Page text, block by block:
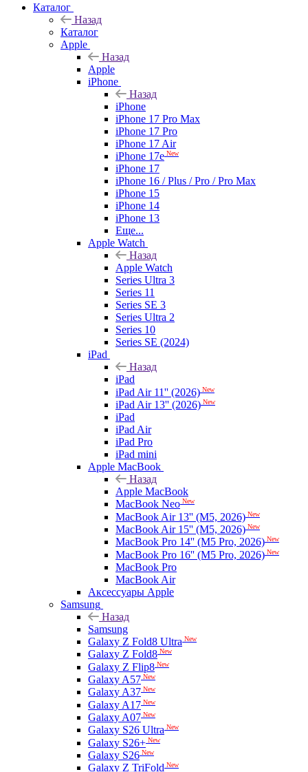
Каталог
Назад
Каталог
Apple
Назад
Apple
iPhone
Назад
iPhone
iPhone 17 Pro Max
iPhone 17 Pro
iPhone 17 Air
iPhone 17e New
iPhone 17
iPhone 16 / Plus / Pro / Pro Max
iPhone 15
iPhone 14
iPhone 13
Еще...
Apple Watch
Назад
Apple Watch
Series Ultra 3
Series 11
Series SE 3
Series Ultra 2
Series 10
Series SE (2024)
iPad
Назад
iPad
iPad Air 11'' (2026) New
iPad Air 13'' (2026) New
iPad
iPad Air
iPad Pro
iPad mini
Apple MacBook
Назад
Apple MacBook
MacBook Neo New
MacBook Air 13'' (M5, 2026) New
MacBook Air 15'' (M5, 2026) New
MacBook Pro 14'' (M5 Pro, 2026) New
MacBook Pro 16'' (M5 Pro, 2026) New
MacBook Pro
MacBook Air
Аксессуары Apple
Samsung
Назад
Samsung
Galaxy Z Fold8 Ultra New
Galaxy Z Fold8 New
Galaxy Z Flip8 New
Galaxy A57 New
Galaxy A37 New
Galaxy A17 New
Galaxy A07 New
Galaxy S26 Ultra New
Galaxy S26+ New
Galaxy S26 New
Galaxy Z TriFold New